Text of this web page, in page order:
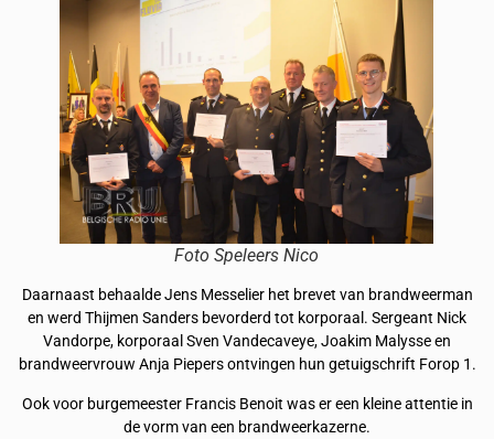
Foto Speleers Nico
Daarnaast behaalde Jens Messelier het brevet van brandweerman
en werd Thijmen Sanders bevorderd tot korporaal. Sergeant Nick
Vandorpe, korporaal Sven Vandecaveye, Joakim Malysse en
brandweervrouw Anja Piepers ontvingen hun getuigschrift Forop 1.
Ook voor burgemeester Francis Benoit was er een kleine attentie in
de vorm van een brandweerkazerne.